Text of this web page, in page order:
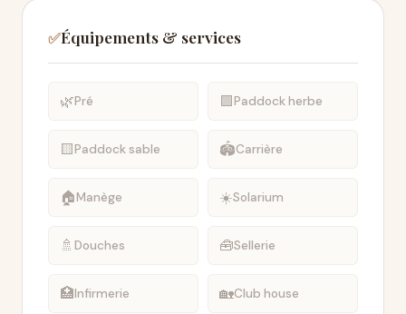
✅Équipements & services
🌿Pré 🟩Paddock herbe
🟨Paddock sable 🏟️Carrière
🏠Manège ☀️Solarium
🚿 Douches 🧰Sellerie
🏥Infirmerie 🏡Club house